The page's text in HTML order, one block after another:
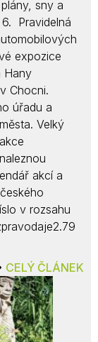
sny a
Pravidelná
expozice
Hany
Chocni.
úřadu a
Velký
akcí a
v rozsahu
CELÝ ČLÁNEK